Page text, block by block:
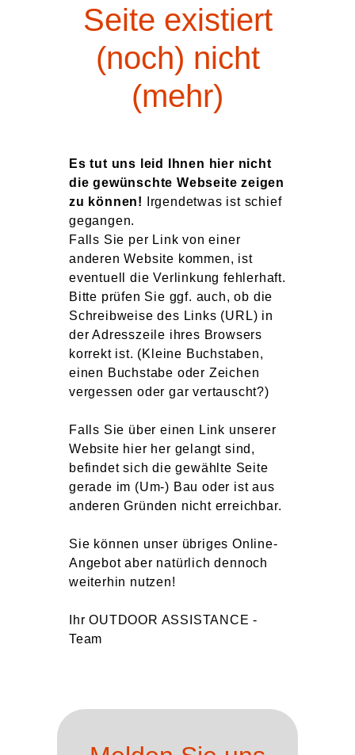
Seite existiert
(noch) nicht
(mehr)
Es tut uns leid Ihnen hier nicht
die gewünschte Webseite zeigen
zu können!
Irgendetwas ist schief
gegangen.
Falls Sie per Link von einer
anderen Website kommen, ist
eventuell die Verlinkung fehlerhaft.
Bitte prüfen Sie ggf. auch, ob die
Schreibweise des Links (URL) in
der Adresszeile ihres Browsers
korrekt ist. (Kleine Buchstaben,
einen Buchstabe oder Zeichen
vergessen oder gar vertauscht?)
Falls Sie über einen Link unserer
Website hier her gelangt sind,
befindet sich die gewählte Seite
gerade im (Um-) Bau oder ist aus
anderen Gründen nicht erreichbar.
Sie können unser übriges Online-
Angebot aber natürlich dennoch
weiterhin nutzen!
Ihr OUTDOOR ASSISTANCE -
Team